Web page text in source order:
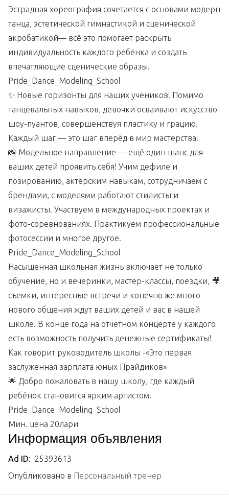
Эстрадная хореография сочетается с основами модерн
танца, эстетической гимнастикой и сценической
акробатикой— всё это помогает раскрыть
индивидуальность каждого ребёнка и создать
впечатляющие сценические образы.
Pride_Dance_Modeling_School
✨ Новые горизонты для наших учеников! Помимо
танцевальных навыков, девочки осваивают искусство
шоу-пуантов, совершенствуя пластику и грацию.
Каждый шаг — это шаг вперёд в мир мастерства!
📸 Модельное направление — ещё один шанс для
ваших детей проявить себя! Учим дефиле и
позированию, актерским навыкам, сотрудничаем с
брендами, с моделями работают стилисты и
визажисты. Участвуем в международных проектах и
фото-соревнованиях. Практикуем профессиональные
фотосессии и многое другое.
Pride_Dance_Modeling_School
Насыщенная школьная жизнь включает не только
обучение, но и вечеринки, мастер-классы, поездки, 🎥
съемки, интересные встречи и конечно же много
нового общения ждут ваших детей и вас в нашей
школе. В конце года на отчетном концерте у каждого
есть возможность получить денежные сертификаты!
Как говорит руководитель школы -«Это первая
заслуженная зарплата юных Прайдиков»
🌟 Добро пожаловать в нашу школу, где каждый
ребёнок становится ярким артистом!
Pride_Dance_Modeling_School
Мин. цена 20лари
Информация объявления
Ad ID: 25393613
Опубликовано в Персональный тренер